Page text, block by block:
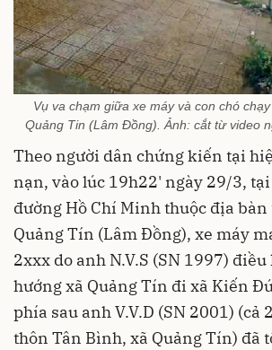
Vụ va chạm giữa xe máy và con chó
Quảng Tin (Lâm Đồng). Ảnh: cắt từ video
Theo người dân chứng kiến tại
nạn, vào lúc 19h22' ngày 29/3,
đường Hồ Chí Minh thuộc địa bàn
Quảng Tín (Lâm Đồng), xe máy
2xxx do anh N.V.S (SN 1997)
hướng xã Quảng Tín đi xã Kiến
phía sau anh V.V.D (SN 2001) (cả
thôn Tân Bình, xã Quảng Tín) đã